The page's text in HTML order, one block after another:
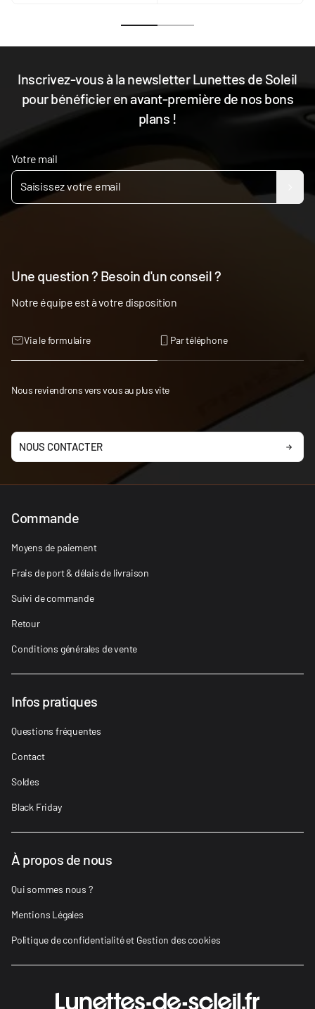
Inscrivez-vous à la newsletter Lunettes de Soleil
pour bénéficier en avant-première de nos bons
plans !
Votre mail
Une question ? Besoin d'un conseil ?
Notre équipe est à votre disposition
Via le formulaire Par téléphone
Nous reviendrons vers vous au plus vite
NOUS CONTACTER
Commande
Moyens de paiement
Frais de port & délais de livraison
Suivi de commande
Retour
Conditions générales de vente
Infos pratiques
Questions fréquentes
Contact
Soldes
Black Friday
À propos de nous
Qui sommes nous ?
Mentions Légales
Politique de confidentialité et Gestion des cookies